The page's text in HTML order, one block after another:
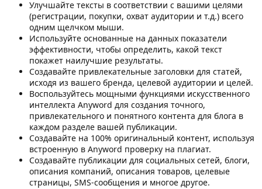
Улучшайте тексты в соответствии с вашими целями
(регистрации, покупки, охват аудитории и т.д.) всего
одним щелчком мыши.
Используйте основанные на данных показатели
эффективности, чтобы определить, какой текст
покажет наилучшие результаты.
Создавайте привлекательные заголовки для статей,
исходя из вашего бренда, целевой аудитории и целей.
Воспользуйтесь мощными функциями искусственного
интеллекта Anyword для создания точного,
привлекательного и понятного контента для блога в
каждом разделе вашей публикации.
Создавайте на 100% оригинальный контент, используя
встроенную в Anyword проверку на плагиат.
Создавайте публикации для социальных сетей, блоги,
описания компаний, описания товаров, целевые
страницы, SMS-сообщения и многое другое.